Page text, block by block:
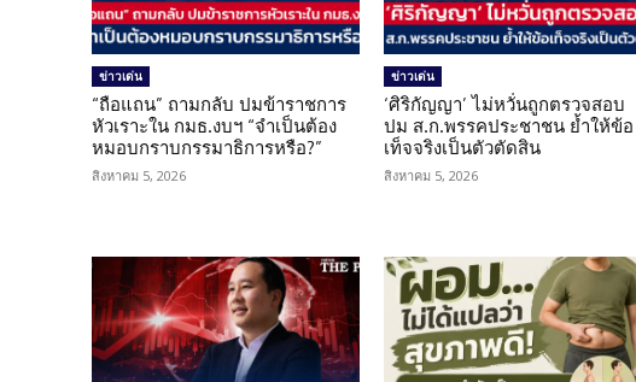
ข่าวเด่น
“ถือแถน” ถามกลับ ปมข้าราชการ
หัวเราะใน กมธ.งบฯ “จำเป็นต้อง
หมอบกราบกรรมาธิการหรือ?”
สิงหาคม 5, 2026
ข่าวเด่น
‘ศิริกัญญา’ ไม่หวั่นถูกตรวจสอบ
ปม ส.ก.พรรคประชาชน ย้ำให้ข้อ
เท็จจริงเป็นตัวตัดสิน
สิงหาคม 5, 2026